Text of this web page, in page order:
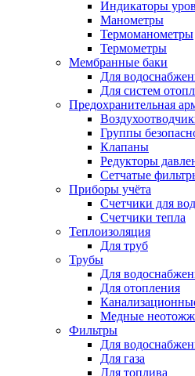
Индикаторы
Манометры
Термоманометры
Термометры
Мембранные баки
Для
Для систем
Предохранительная
Группы
Клапаны
Редукторы
Сетчатые
Приборы учёта
Счетчики для
Счетчики тепла
Теплоизоляция
Для труб
Трубы
Для
Для отопления
Медные
Фильтры
Для
Для газа
Для топлива